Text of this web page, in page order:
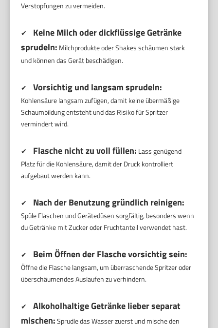
Verstopfungen zu vermeiden.
✔
Keine Milch oder dickflüssige Getränke
sprudeln: Milchprodukte oder Shakes schäumen stark
und können das Gerät beschädigen.
✔ Vorsichtig und langsam sprudeln:
Kohlensäure langsam zufügen, damit keine übermäßige
Schaumbildung entsteht und das Risiko für Spritzer
vermindert wird.
✔ Flasche nicht zu voll füllen: Lass genügend
Platz für die Kohlensäure, damit der Druck kontrolliert
aufgebaut werden kann.
✔ Nach der Benutzung gründlich reinigen:
Spüle Flaschen und Gerätedüsen sorgfältig, besonders wenn
du Getränke mit Zucker oder Fruchtanteil verwendet hast.
✔ Beim Öffnen der Flasche vorsichtig sein:
Öffne die Flasche langsam, um überraschende Spritzer oder
überschäumendes Auslaufen zu verhindern.
✔
Alkoholhaltige Getränke lieber separat
mischen:Sprudle das Wasser zuerst und mische den